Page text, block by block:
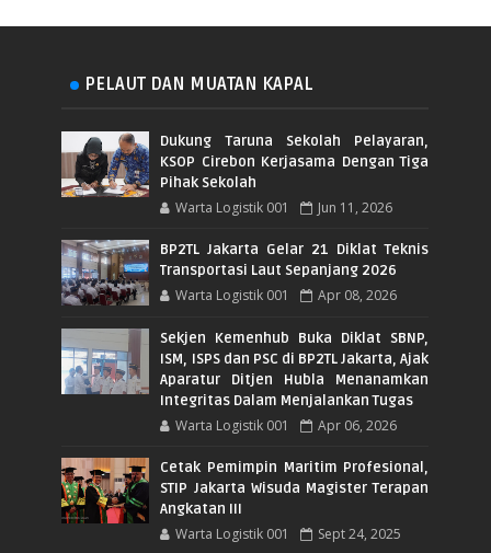
PELAUT DAN MUATAN KAPAL
Dukung Taruna Sekolah Pelayaran,
KSOP Cirebon Kerjasama Dengan Tiga
Pihak Sekolah
Warta Logistik 001 Jun 11, 2026
BP2TL Jakarta Gelar 21 Diklat Teknis
Transportasi Laut Sepanjang 2026
Warta Logistik 001 Apr 08, 2026
Sekjen Kemenhub Buka Diklat SBNP,
ISM, ISPS dan PSC di BP2TL Jakarta, Ajak
Aparatur Ditjen Hubla Menanamkan
Integritas Dalam Menjalankan Tugas
Warta Logistik 001 Apr 06, 2026
Cetak Pemimpin Maritim Profesional,
STIP Jakarta Wisuda Magister Terapan
Angkatan III
Warta Logistik 001 Sept 24, 2025